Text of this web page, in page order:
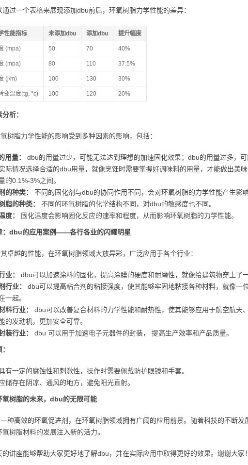
通过一个表格来展现添加dbu前后，环氧树脂力学性能的差异：
性能指标 未添加dbu 添加dbu 提升幅度
(mpa) 50 70 40%
(mpa) 80 110 37.5%
(j/m) 100 130 30%
变温度(tg, °c) 100 120 20%
析：
树脂力学性能的影响受到多种因素的影响，包括：
用量：
dbu的用量过少，可能无法达到理想的加速固化效果；dbu的用量过多，
际情况选择合适的dbu用量，就像烹饪时需要掌握好调味料的用量，才能做出美
的0.1%-3%之间。
的种类：
不同的固化剂与dbu的协同作用不同，会对环氧树脂的力学性能产生影响
脂的种类：
不同的环氧树脂的化学结构不同，对dbu的敏感度也不同。
度：
固化温度会影响固化反应的速率和程度，从而影响环氧树脂的力学性能。
：dbu的应用案例——各行各业的闪耀明星
卓越的性能，在环氧树脂领域大放异彩，广泛应用于各个行业：
业：
dbu可以加速涂料的固化，提高涂膜的硬度和耐磨性，就像给建筑物穿上了
行业：
dbu可以提高粘合剂的粘接强度，使其能够牢固地粘接各种材料，就像一
一起。
料行业：
dbu可以改善复合材料的力学性能和耐热性，使其能够应用于航空航天
的发动机，更加安全可靠。
装行业：
dbu 可以用于加速电子元器件的封装， 提高生产效率和产品质量。
有一定的腐蚀性和刺激性，操作时需要佩戴防护眼镜和手套。
储存在阴凉、通风的地方，避免阳光直射。
氧树脂的未来，dbu的无限可能
种高效的环氧促进剂，在环氧树脂领域拥有广阔的应用前景。随着科技的不断
树脂材料的发展注入新的活力。
的讲座能够帮助大家更好地了解dbu，并在实际应用中取得更好的效果。谢谢大家！